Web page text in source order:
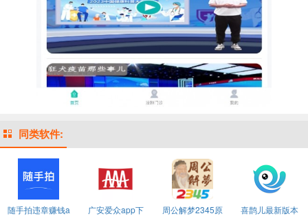
同类软件:
随手拍违章赚钱a
广安爱众app下
周公解梦2345原
喜鹊儿最新版本